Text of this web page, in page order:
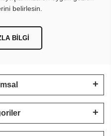
belirlesin.
BILGI